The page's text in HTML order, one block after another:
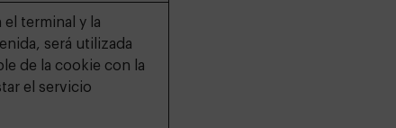
el terminal y la
será utilizada
de la cookie con la
el servicio